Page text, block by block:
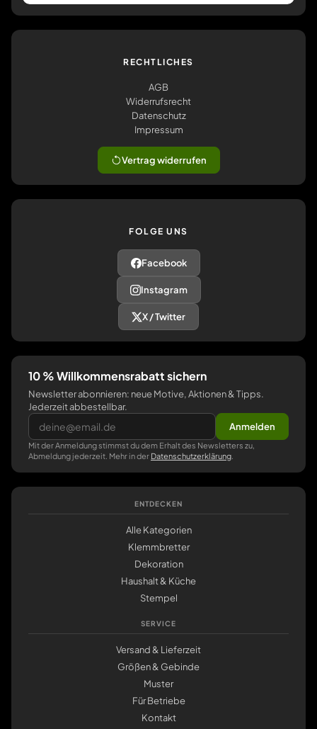
RECHTLICHES
AGB
Widerrufsrecht
Datenschutz
Impressum
Vertrag widerrufen
FOLGE UNS
Facebook
Instagram
X / Twitter
10 % Willkommensrabatt sichern
Newsletter abonnieren: neue Motive, Aktionen & Tipps.
Jederzeit abbestellbar.
Anmelden
Mit der Anmeldung stimmst du dem Erhalt des Newsletters zu,
Abmeldung jederzeit. Mehr in der Datenschutzerklärung
ENTDECKEN
Alle Kategorien
Klemmbretter
Dekoration
Haushalt & Küche
Stempel
SERVICE
Versand & Lieferzeit
Größen & Gebinde
Muster
Für Betriebe
Kontakt